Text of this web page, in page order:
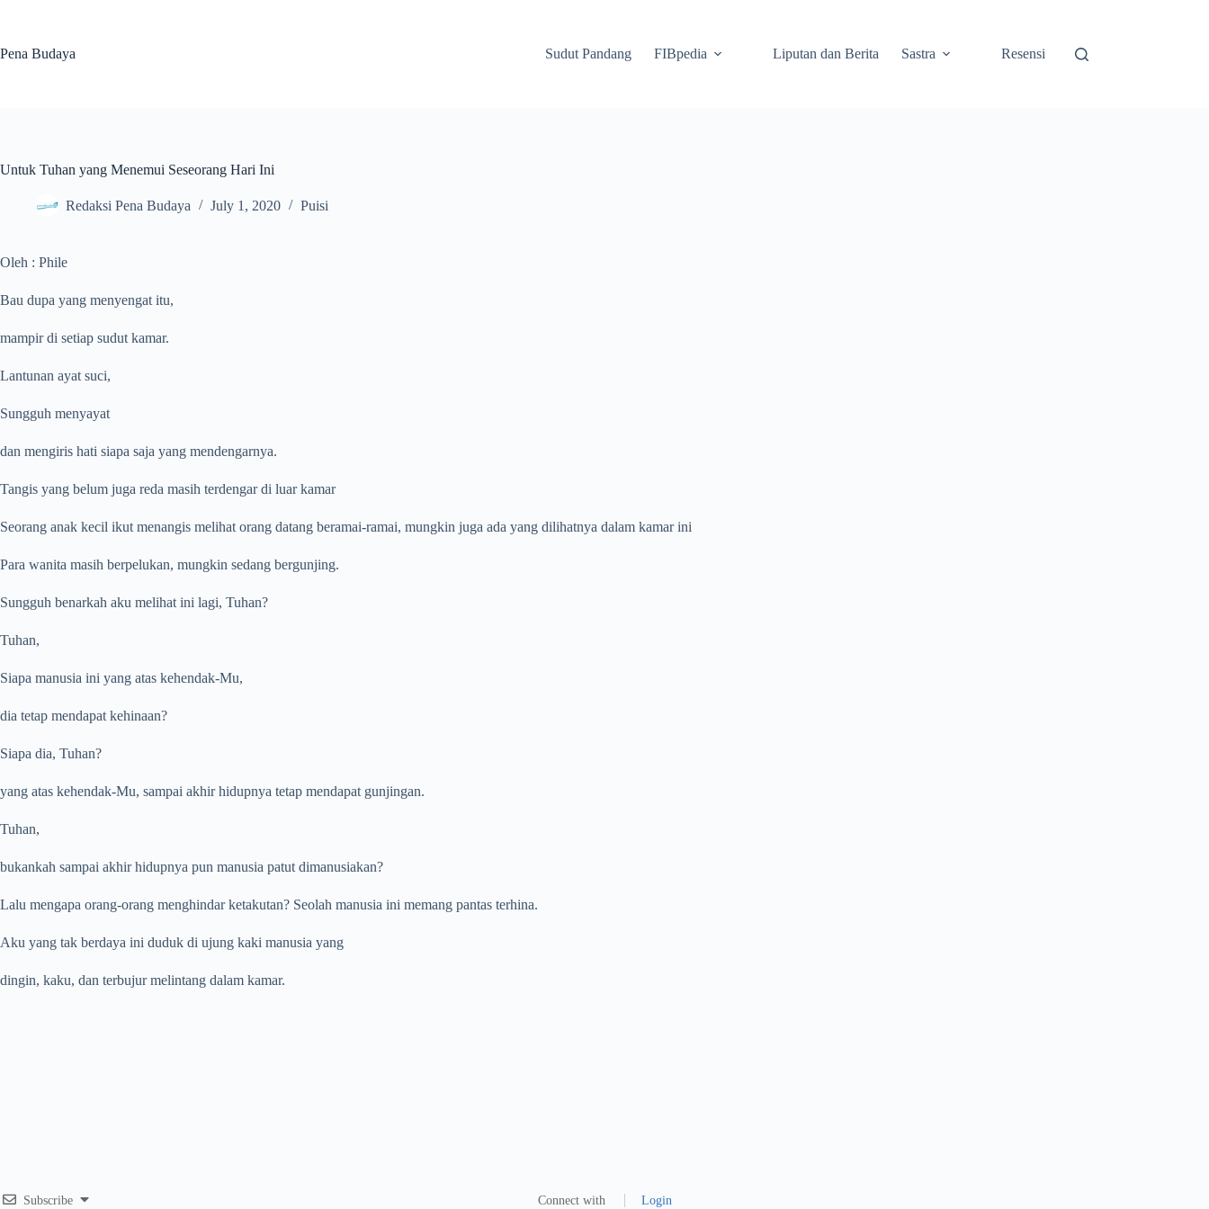
Pena Budaya
Sudut Pandang FIBpedia Liputan dan Berita Sastra Resensi
Untuk Tuhan yang Menemui Seseorang Hari Ini
Redaksi Pena Budaya July 1, 2020 Puisi
Oleh : Phile
Bau dupa yang menyengat itu,
mampir di setiap sudut kamar.
Lantunan ayat suci,
Sungguh menyayat
dan mengiris hati siapa saja yang mendengarnya.
Tangis yang belum juga reda masih terdengar di luar kamar
Seorang anak kecil ikut menangis melihat orang datang beramai-ramai, mungkin juga ada yang dilihatnya dalam kamar ini
Para wanita masih berpelukan, mungkin sedang bergunjing.
Sungguh benarkah aku melihat ini lagi, Tuhan?
Tuhan,
Siapa manusia ini yang atas kehendak-Mu,
dia tetap mendapat kehinaan?
Siapa dia, Tuhan?
yang atas kehendak-Mu, sampai akhir hidupnya tetap mendapat gunjingan.
Tuhan,
bukankah sampai akhir hidupnya pun manusia patut dimanusiakan?
Lalu mengapa orang-orang menghindar ketakutan? Seolah manusia ini memang pantas terhina.
Aku yang tak berdaya ini duduk di ujung kaki manusia yang
dingin, kaku, dan terbujur melintang dalam kamar.
Subscribe Connect with Login